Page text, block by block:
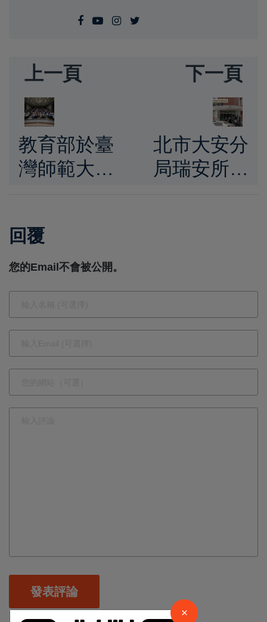
上一頁
教育部於臺
灣師範大學
流 分享因
材網與AI工
具教學應用
推動數位學
習轉型
下一頁
北市大安分
局瑞安所遭
調「不護
短」
回覆
您的Email不會被公開。
發表評論
請加入LINE好友連結
×